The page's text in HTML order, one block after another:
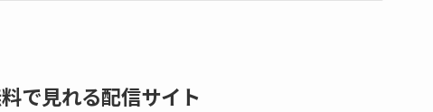
で見れる配信サイト